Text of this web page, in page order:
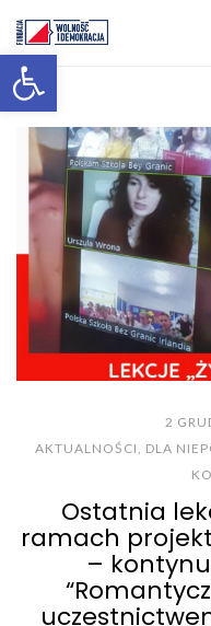
Otwórz pasek narzędzi
2
AKTUALNOŚCI, DLA
Ostatnia
ramach
–